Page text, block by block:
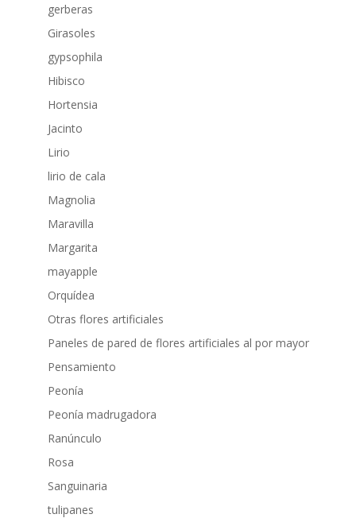
gerberas
Girasoles
gypsophila
Hibisco
Hortensia
Jacinto
Lirio
lirio de cala
Magnolia
Maravilla
Margarita
mayapple
Orquídea
Otras flores artificiales
Paneles de pared de flores artificiales al por mayor
Pensamiento
Peonía
Peonía madrugadora
Ranúnculo
Rosa
Sanguinaria
tulipanes